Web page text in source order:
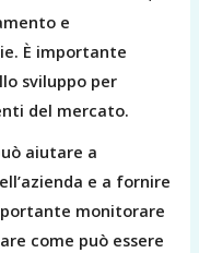
e
È importante
sviluppo per
del mercato.
aiutare a
e a fornire
monitorare
come può essere